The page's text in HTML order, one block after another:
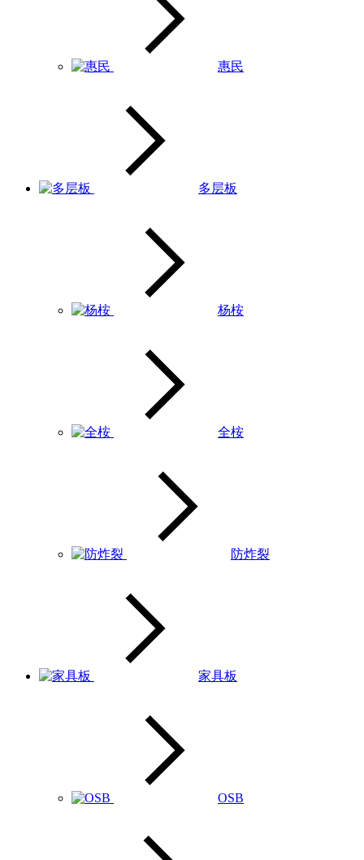
惠民
多层板
杨桉
全桉
防炸裂
家具板
OSB